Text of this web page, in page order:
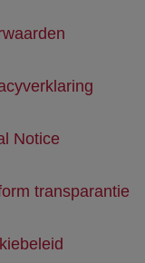
Notice
transparantie